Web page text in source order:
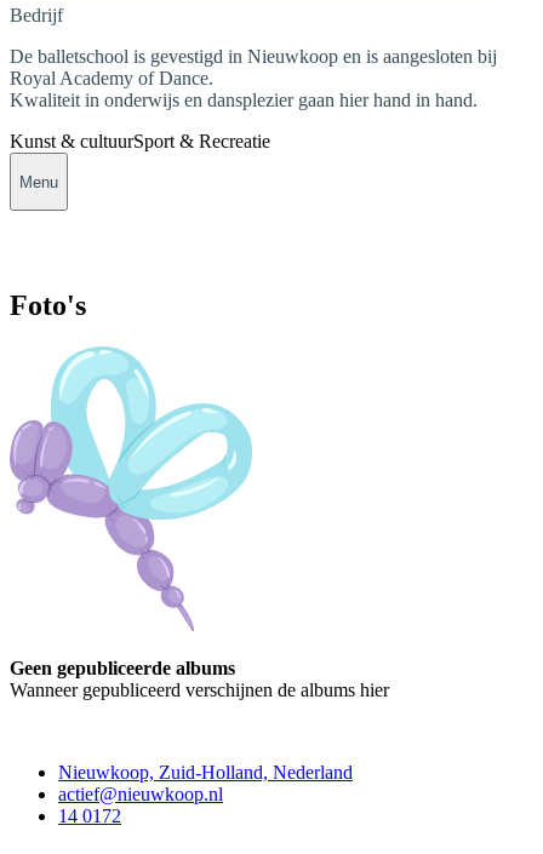
Bedrijf
De balletschool is gevestigd in Nieuwkoop en is aangesloten bij
Royal Academy of Dance.
Kwaliteit in onderwijs en dansplezier gaan hier hand in hand.
Kunst & cultuurSport & Recreatie
Menu
Foto's
Geen gepubliceerde albums
Wanneer gepubliceerd verschijnen de albums hier
Nieuwkoop, Zuid-Holland, Nederland
actief@nieuwkoop.nl
14 0172